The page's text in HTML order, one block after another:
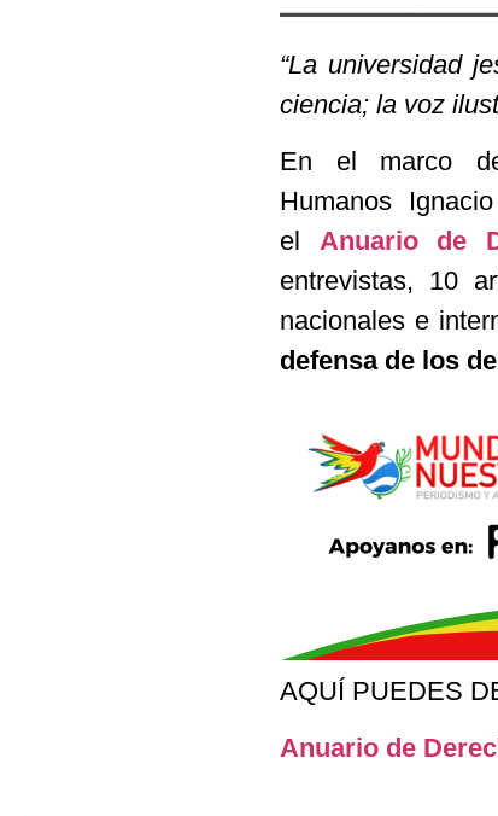
“La universidad
ciencia; la voz
En el marco
Humanos
el Anuario de
entrevistas, 10
nacionales e
defensa de los
AQUÍ PUEDES
Anuario de